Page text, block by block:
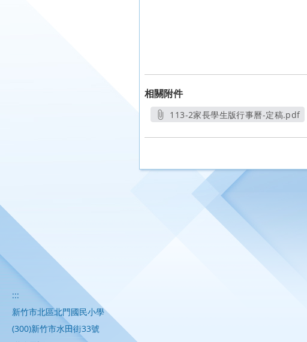
相關附件
113-2家長學生版行事曆-定稿.pdf
:::
新竹市北區北門國民小學
(300)新竹市水田街33號